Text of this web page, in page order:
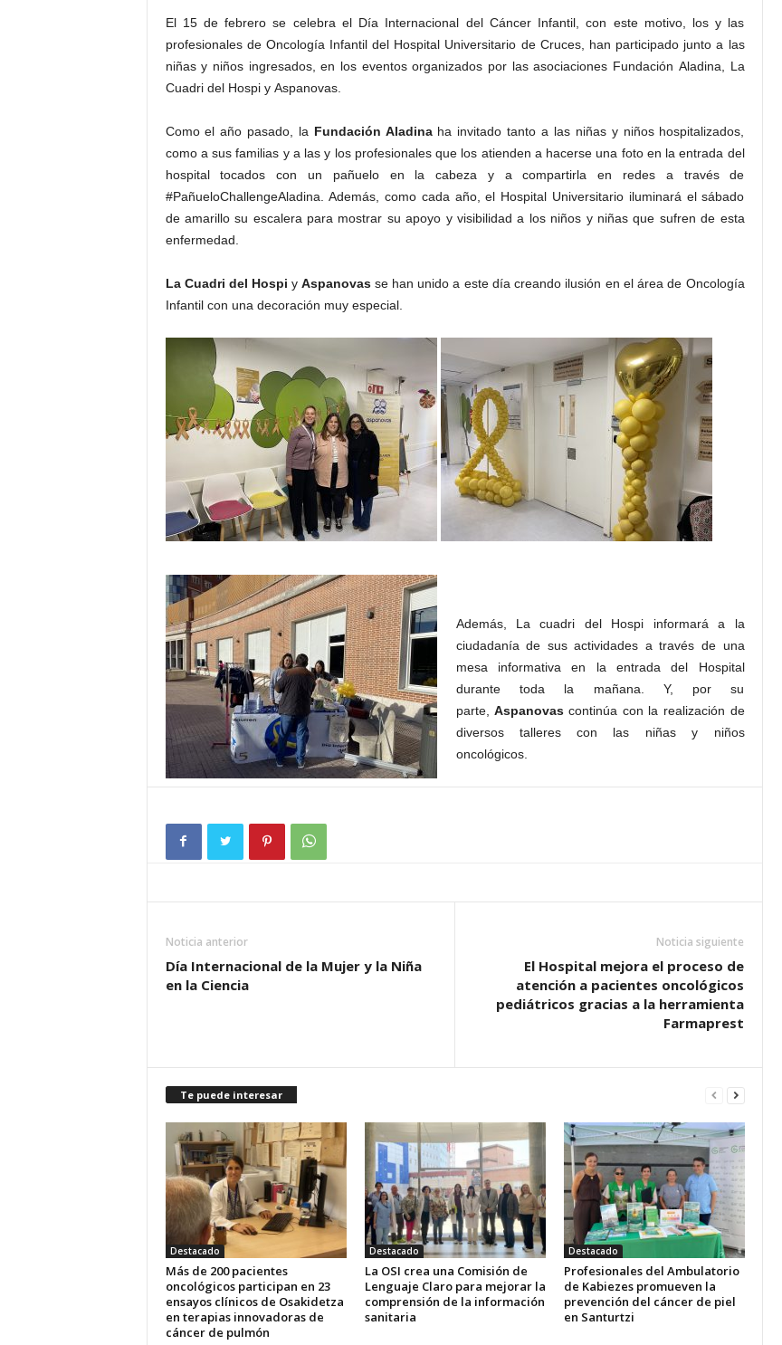
El 15 de febrero se celebra el Día Internacional del Cáncer Infantil, con este motivo, los y las
profesionales de Oncología Infantil del Hospital Universitario de Cruces, han participado junto a las
niñas y niños ingresados, en los eventos organizados por las asociaciones Fundación Aladina, La
Cuadri del Hospi y Aspanovas.
Como el año pasado, la Fundación Aladinaha invitado tanto a las niñas y niños hospitalizados,
como a sus familias y a las y los profesionales que los atienden a hacerse una foto en la entrada del
hospital tocados con un pañuelo en la cabeza y a compartirla en redes a través de
#PañueloChallengeAladina. Además, como cada año, el Hospital Universitario iluminará el sábado
de amarillo su escalera para mostrar su apoyo y visibilidad a los niños y niñas que sufren de esta
enfermedad.
La Cuadri del Hospi y Aspanovasse han unido a este día creando ilusión en el área de Oncología
Infantil con una decoración muy especial.
Además, La cuadri del Hospi informará a la
ciudadanía de sus actividades a través de una
mesa informativa en la entrada del Hospital
durante toda la mañana. Y, por su
parte, Aspanovascontinúa con la realización de
diversos talleres con las niñas y niños
oncológicos.
Noticia anterior
Día Internacional de la Mujer y la Niña
en la Ciencia
Noticia siguiente
El Hospital mejora el proceso de
atención a pacientes oncológicos
pediátricos gracias a la herramienta
Farmaprest
Te puede interesar
Destacado
Más de 200 pacientes
oncológicos participan en 23
ensayos clínicos de Osakidetza
en terapias innovadoras de
cáncer de pulmón
Destacado
La OSI crea una Comisión de
Lenguaje Claro para mejorar la
comprensión de la información
sanitaria
Destacado
Profesionales del Ambulatorio
de Kabiezes promueven la
prevención del cáncer de piel
en Santurtzi